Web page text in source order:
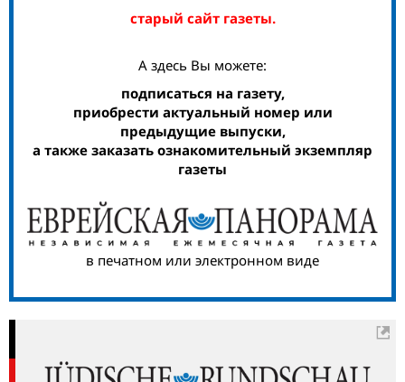
старый сайт газеты.
А здесь Вы можете:
подписаться на газету,
приобрести актуальный номер или
предыдущие выпуски,
а также заказать ознакомительный экземпляр
газеты
в печатном или электронном виде